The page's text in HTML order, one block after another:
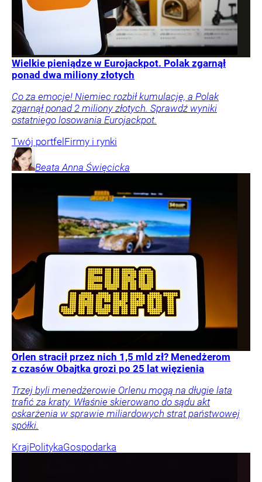
Wielkie pieniądze w Eurojackpot. Polak zgarnął
ponad dwa miliony złotych
Co za emocje! Niemiec rozbił kumulację, a Polak
zgarnął ponad 2 miliony złotych. Sprawdź wyniki
ostatniego losowania Eurojackpot.
Twój portfel Firmy i rynki
Beata Anna Święcicka
Orlen stracił przez nich 1,5 mld zł? Menedżerom
z czasów Obajtka grozi po 25 lat więzienia
Trzej byli menedżerowie Orlenu mogą na długie lata
trafić za kraty. Właśnie skierowano do sądu akt
oskarżenia w sprawie miliardowych strat państwowej
spółki.
KrajPolitykaGospodarka